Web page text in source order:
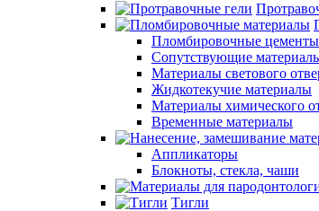
Пломбировочные цементы
Сопутствующие
Материалы светового
Жидкотекучие материалы
Материалы химического
Временные материалы
Аппликаторы
Блокноты, стекла, чаши
Тигли